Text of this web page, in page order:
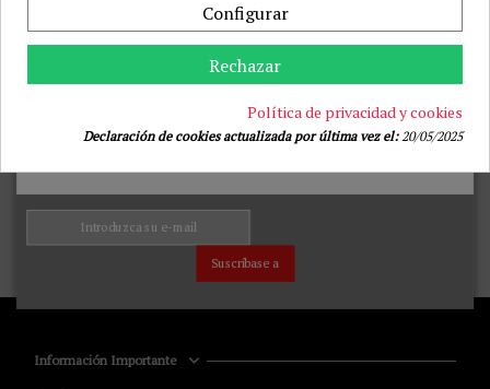
29,99 € 28,99 €
JUGUETES BIENESTAR
ARTÍCULOS VARIOS
JUEGOS
MODA & LENCERÍA
BDSM & BONDAGE
PRESERVATIVOS
Información Importante
Suscríbase a
Configurar
Rechazar
Política de privacidad y cookies
Declaración de cookies actualizada por última vez el:20/05/2025